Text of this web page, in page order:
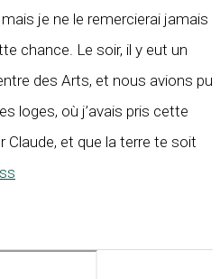
je ne le remercierai jamais
chance. Le soir, il y eut un
des Arts, et nous avions pu
loges, où j’avais pris cette
et que la terre te soit